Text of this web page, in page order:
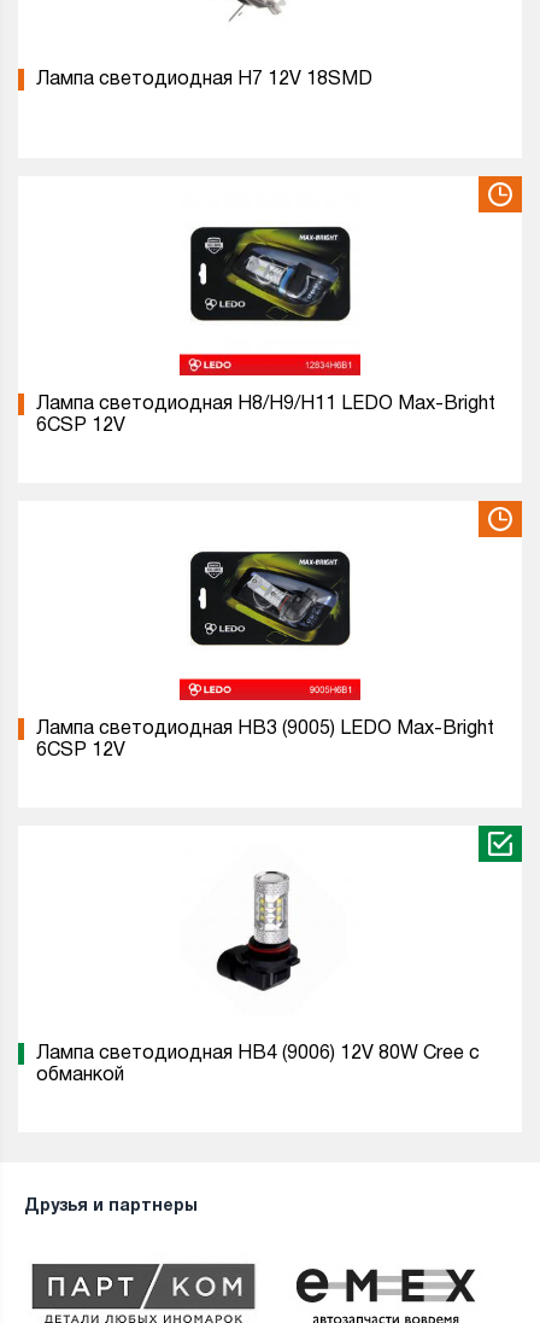
Лампа светодиодная H7 12V 18SMD
Лампа светодиодная H8/H9/H11 LEDO Max-Bright
6CSP 12V
Лампа светодиодная HB3 (9005) LEDO Max-Bright
6CSP 12V
Лампа светодиодная HB4 (9006) 12V 80W Cree с
обманкой
Друзья и партнеры